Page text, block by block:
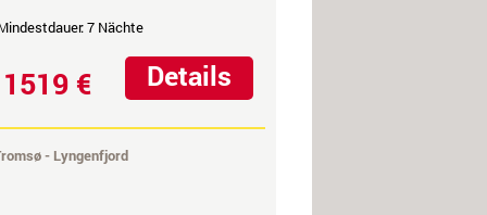
7 Nächte
Details
1519 €
- Lyngenfjord